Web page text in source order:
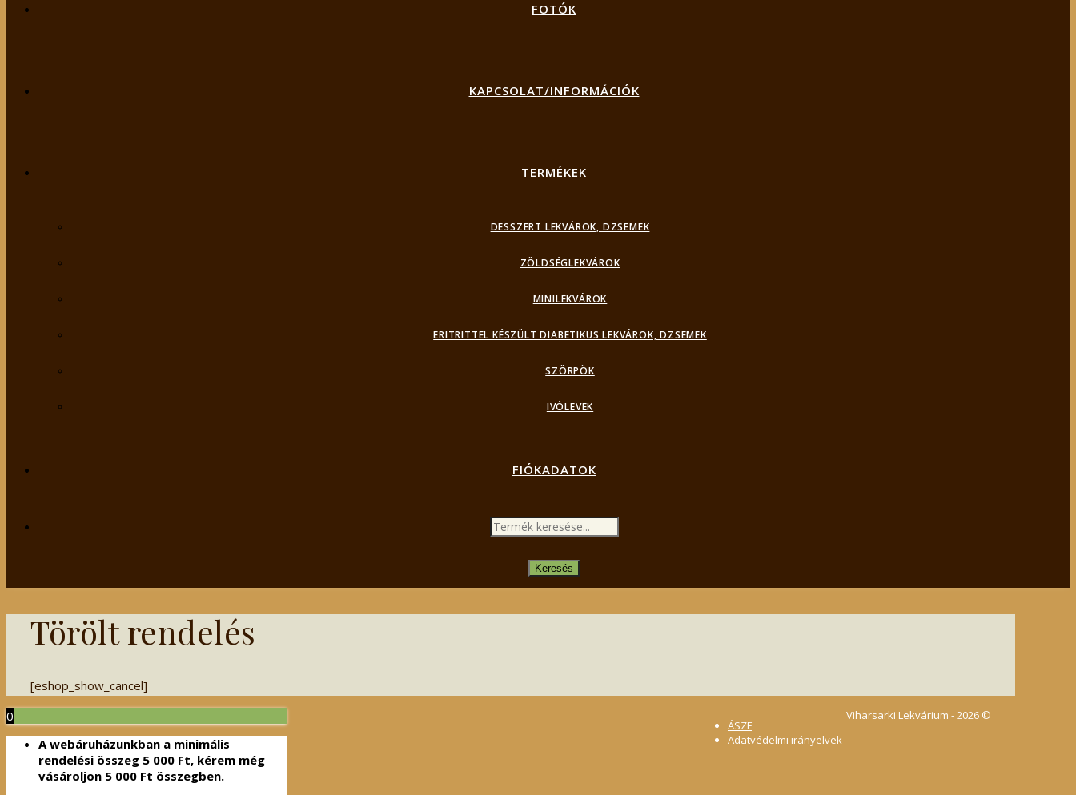
FOTÓK
KAPCSOLAT/INFORMÁCIÓK
TERMÉKEK
DESSZERT LEKVÁROK, DZSEMEK
ZÖLDSÉGLEKVÁROK
MINILEKVÁROK
ERITRITTEL KÉSZÜLT DIABETIKUS LEKVÁROK, DZSEMEK
SZÖRPÖK
IVÓLEVEK
FIÓKADATOK
PRODUCTS
SEARCHKeresés
Törölt rendelés
[eshop_show_cancel]
Viharsarki Lekvárium - 2026 ©
ÁSZF
Adatvédelmi irányelvek
0
A webáruházunkban a minimális
rendelési összeg 5 000 Ft, kérem még
vásároljon 5 000 Ft összegben.